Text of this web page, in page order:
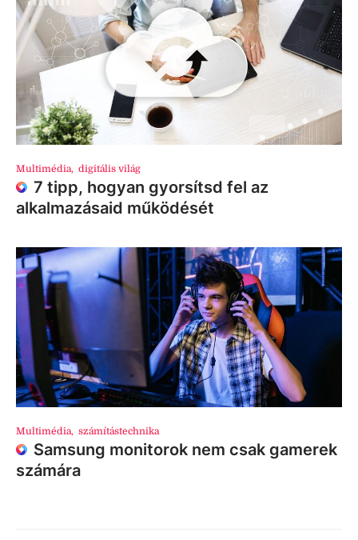
Multimédia, digitális világ
7 tipp, hogyan gyorsítsd fel az
alkalmazásaid működését
Multimédia, számítástechnika
Samsung monitorok nem csak gamerek
számára